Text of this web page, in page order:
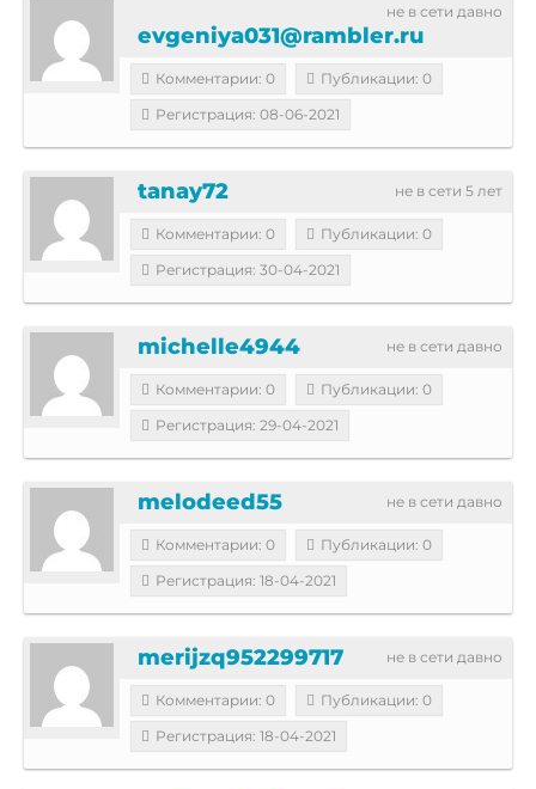
не в сети давно
evgeniya031@rambler.ru
Комментарии: 0
Публикации: 0
Регистрация: 08-06-2021
не в сети 5 лет
tanay72
Комментарии: 0
Публикации: 0
Регистрация: 30-04-2021
не в сети давно
michelle4944
Комментарии: 0
Публикации: 0
Регистрация: 29-04-2021
не в сети давно
melodeed55
Комментарии: 0
Публикации: 0
Регистрация: 18-04-2021
не в сети давно
merijzq952299717
Комментарии: 0
Публикации: 0
Регистрация: 18-04-2021